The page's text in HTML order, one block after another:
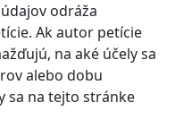
odráža
Ak autor petície
na aké účely sa
alebo dobu
sa na tejto stránke